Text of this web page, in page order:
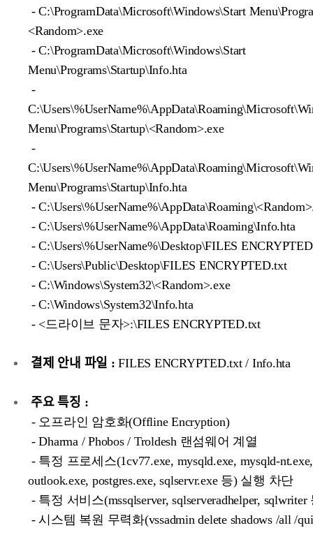
- C:\ProgramData\Microsoft\Windows\Start
<Random>.exe
- C:\ProgramData\Microsoft\Windows\Start
Menu\Programs\Startup\Info.hta
-
Menu\Programs\Startup\<Random>.exe
-
Menu\Programs\Startup\Info.hta
-
- C:\Users\%UserName%\AppData\Roaming\Info.hta
- C:\Users\%UserName%\Desktop\FILES
- C:\Users\Public\Desktop\FILES ENCRYPTED.txt
- C:\Windows\System32\<Random>.exe
- C:\Windows\System32\Info.hta
- <드라이브 문자>:\FILES ENCRYPTED.txt
결제 안내 파일 :FILES ENCRYPTED.txt / Info.hta
주요 특징 :
- 오프라인 암호화(Offline Encryption)
- Dharma / Phobos / Troldesh 랜섬웨어 계열
- 특정 프로세스(1cv77.exe, mysqld.exe, mysqld-nt.exe,
outlook.exe, postgres.exe, sqlservr.exe 등) 실행 차단
- 특정 서비스(mssqlserver, sqlserveradhelper,
- 시스템 복원 무력화(vssadmin delete shadows /all /